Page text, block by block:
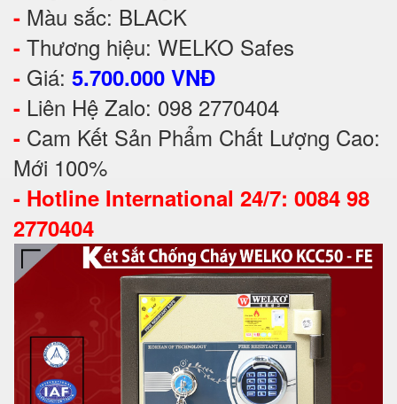
- Màu sắc: BLACK
- Thương hiệu: WELKO Safes
- Giá: 5.700.000 VNĐ
- Liên Hệ Zalo: 098 2770404
- Cam Kết Sản Phẩm Chất Lượng Cao:
Mới 100%
- Hotline International 24/7: 0084 98
2770404